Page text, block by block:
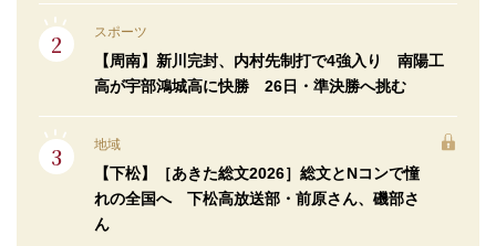
スポーツ
【周南】新川完封、内村先制打で4強入り 南陽工
高が宇部鴻城高に快勝 26日・準決勝へ挑む
地域
【下松】［あきた総文2026］総文とNコンで憧
れの全国へ 下松高放送部・前原さん、磯部さ
ん